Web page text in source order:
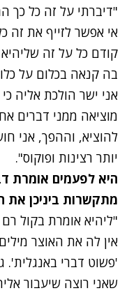
"דיברתי על זה כל כך
אי אפשר לזייף את זה
קודם כל על זה
בה קנאה בכלום על
אני ישר הולכת אליה
מוציאה ממני דברים
להוציא, וההפך, אני
יותר רצינות ופוקוס".
היא לפעמים אומרת
מתקשרות ביניכן את
"ליהיא אומרת בקול
אין לה את האוצר
'פשוט דברי באנגלית'.
שאני רוצה שיעבור